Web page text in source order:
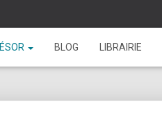
BLOG LIBRAIRIE